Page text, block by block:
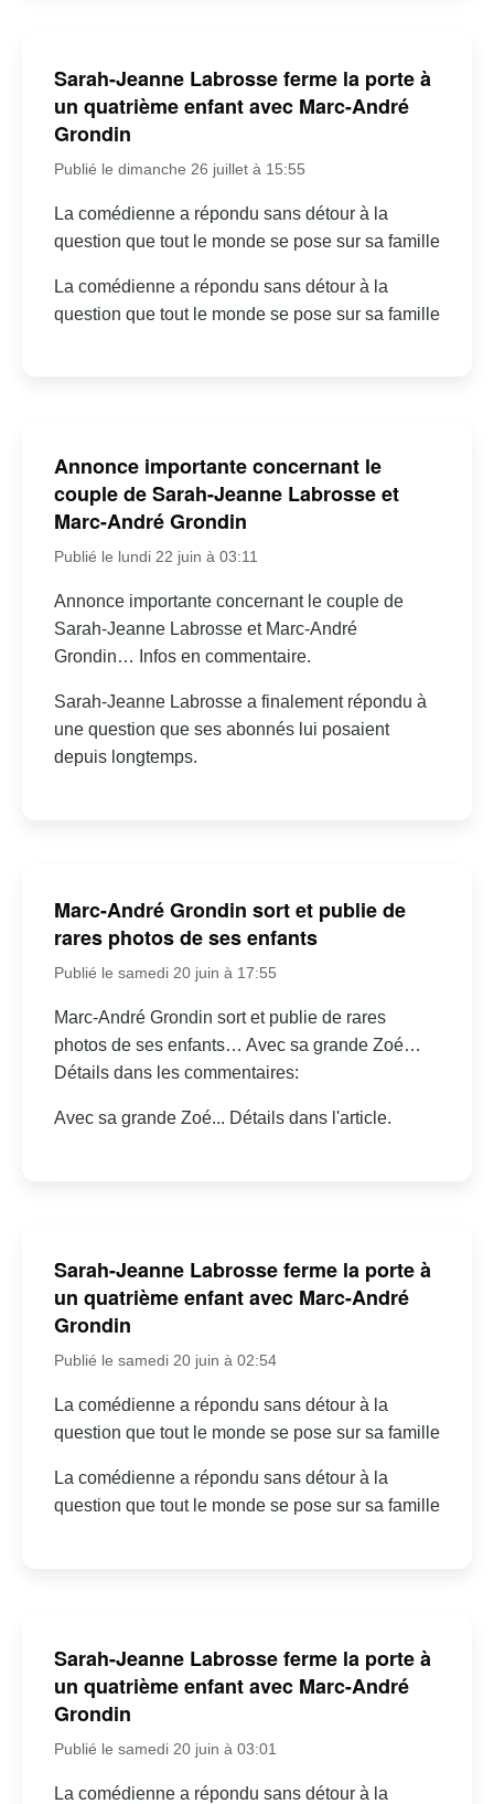
Sarah-Jeanne Labrosse ferme la porte à
un quatrième enfant avec Marc-André
Grondin
Publié le dimanche 26 juillet à 15:55
La comédienne a répondu sans détour à la
question que tout le monde se pose sur sa famille
La comédienne a répondu sans détour à la
question que tout le monde se pose sur sa famille
Annonce importante concernant le
couple de Sarah-Jeanne Labrosse et
Marc-André Grondin
Publié le lundi 22 juin à 03:11
Annonce importante concernant le couple de
Sarah-Jeanne Labrosse et Marc-André
Grondin… Infos en commentaire.
Sarah-Jeanne Labrosse a finalement répondu à
une question que ses abonnés lui posaient
depuis longtemps.
Marc-André Grondin sort et publie de
rares photos de ses enfants
Publié le samedi 20 juin à 17:55
Marc-André Grondin sort et publie de rares
photos de ses enfants… Avec sa grande Zoé…
Détails dans les commentaires:
Avec sa grande Zoé... Détails dans l'article.
Sarah-Jeanne Labrosse ferme la porte à
un quatrième enfant avec Marc-André
Grondin
Publié le samedi 20 juin à 02:54
La comédienne a répondu sans détour à la
question que tout le monde se pose sur sa famille
La comédienne a répondu sans détour à la
question que tout le monde se pose sur sa famille
Sarah-Jeanne Labrosse ferme la porte à
un quatrième enfant avec Marc-André
Grondin
Publié le samedi 20 juin à 03:01
La comédienne a répondu sans détour à la